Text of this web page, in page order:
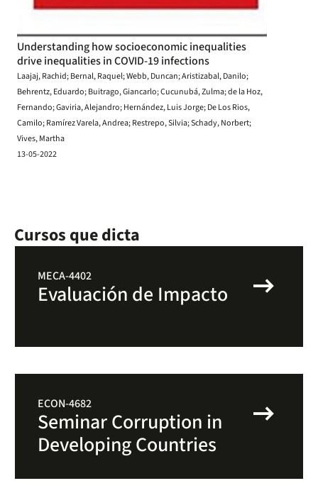
Understanding how socioeconomic inequalities
drive inequalities in COVID-19 infections
Laajaj, Rachid; Bernal, Raquel; Webb, Duncan; Aristizabal, Danilo;
Behrentz, Eduardo; Buitrago, Giancarlo; Cucunubá, Zulma; de la Hoz,
Fernando; Gaviria, Alejandro; Hernández, Luis Jorge; De Los Rios,
Camilo; Ramírez Varela, Andrea; Restrepo, Silvia; Schady, Norbert;
Vives, Martha
13-05-2022
Cursos que dicta
MECA-4402
Evaluación de Impacto arrow_right_alt
ECON-4682
Seminar Corruption in
Developing Countries
arrow_right_alt